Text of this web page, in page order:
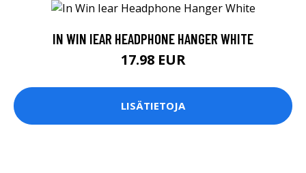
IN WIN IEAR HEADPHONE HANGER WHITE
17.98 EUR
LISÄTIETOJA